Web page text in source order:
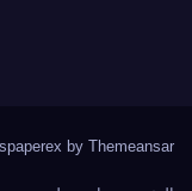
by Themeansar